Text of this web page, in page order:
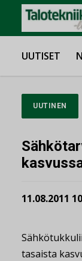
UUTISET
UUTINEN
11.08.2011
tasaista